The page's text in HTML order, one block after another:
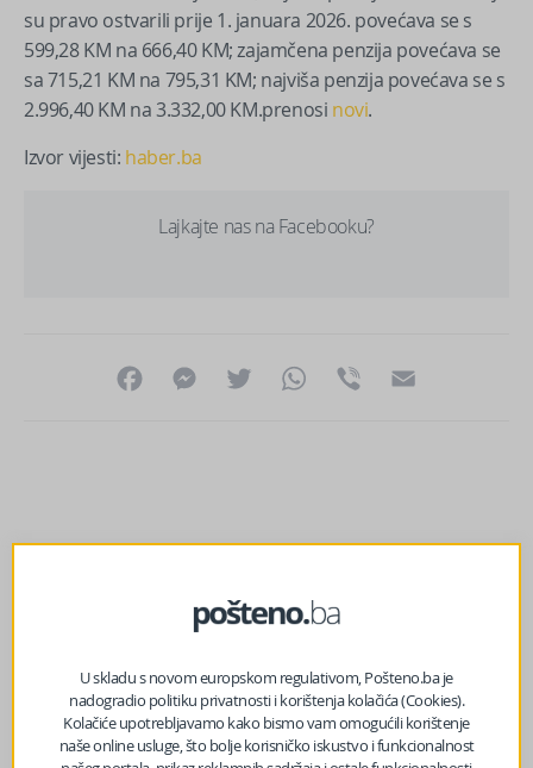
su pravo ostvarili prije 1. januara 2026. povećava se s
599,28 KM na 666,40 KM; zajamčena penzija povećava se
sa 715,21 KM na 795,31 KM; najviša penzija povećava se s
2.996,40 KM na 3.332,00 KM.prenosi novi.
Izvor vijesti: haber.ba
Lajkajte nas na Facebooku?
FacebookMessenger
Twitter WhatsApp
Viber
U skladu s novom europskom regulativom, Pošteno.ba je
nadogradio politiku privatnosti i korištenja kolačića (Cookies).
Kolačiće upotrebljavamo kako bismo vam omogućili korištenje
naše online usluge, što bolje korisničko iskustvo i funkcionalnost